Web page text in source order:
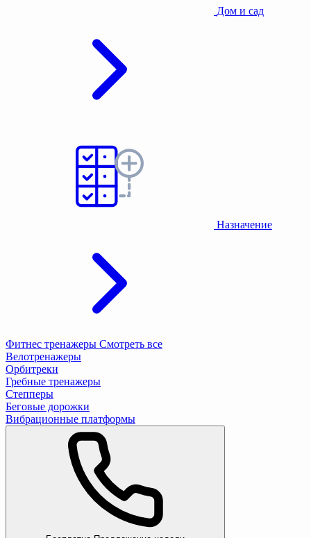
Дом и сад
Назначение
Фитнес тренажеры Смотреть все
Велотренажеры
Орбитреки
Гребные тренажеры
Степперы
Беговые дорожки
Вибрационные платформы